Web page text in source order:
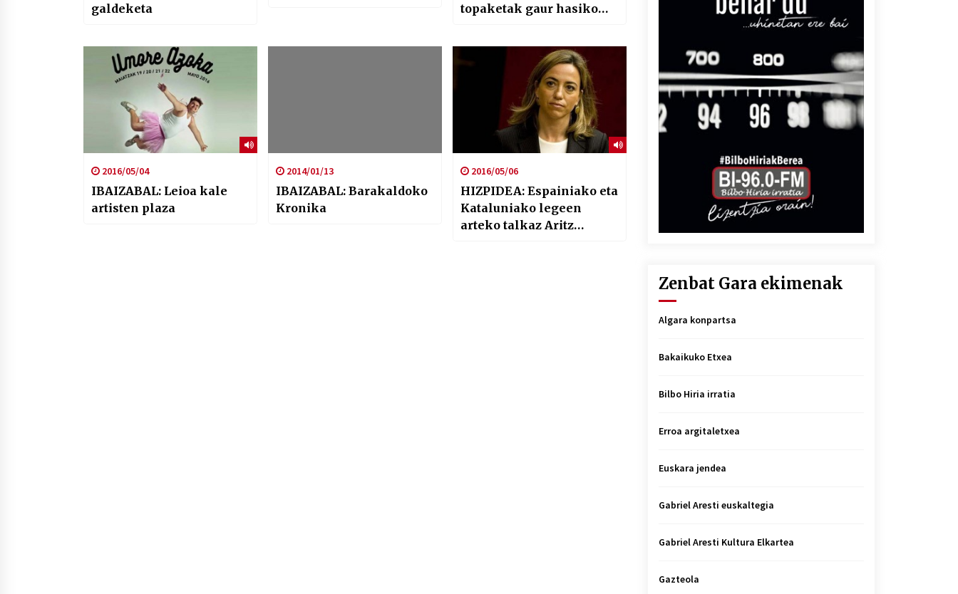
galdeketa
topaketak gaur hasiko
2016/05/04
IBAIZABAL: Leioa kale
artisten plaza
2014/01/13
IBAIZABAL: Barakaldoko
Kronika
2016/05/06
HIZPIDEA: Espainiako eta
Kataluniako legeen
arteko talkaz Aritz
Zenbat Gara ekimenak
Algara konpartsa
Bakaikuko Etxea
Bilbo Hiria irratia
Erroa argitaletxea
Euskara jendea
Gabriel Aresti euskaltegia
Gabriel Aresti Kultura Elkartea
Gazteola